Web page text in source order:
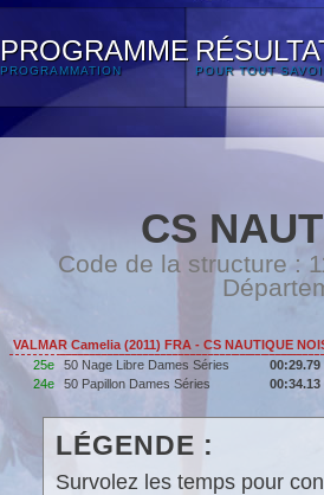
PROGRAMME
PROGRAMMATION POUR TOUT
CS
Code de la structure :
VALMAR Camelia (2011) FRA - CS NAUTIQUE
25e
50 Nage Libre Dames Séries
00:29.79
24e
50 Papillon Dames Séries 00:34.13
LÉGENDE :
Survolez les temps pour